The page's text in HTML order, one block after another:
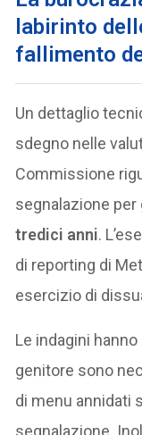
labirinto
fallimento
Un dettaglio
sdegno nelle
Commissione
segnalazione per
tredici anni.
di reporting di
esercizio di
Le indagini
genitore sono
di menu annidati
segnalazione.